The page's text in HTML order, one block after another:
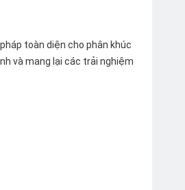
toàn diện cho phân khúc
và mang lại các trải nghiệm